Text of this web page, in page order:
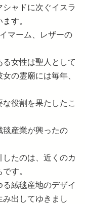
ャドに次ぐイスラ
す。
マーム、レザーの
女性は聖人として
の霊廟には毎年、
役割を果たしたこ
毯産業が興ったの
たのは、近くのカ
す。
絨毯産地のデザイ
出してゆきまし